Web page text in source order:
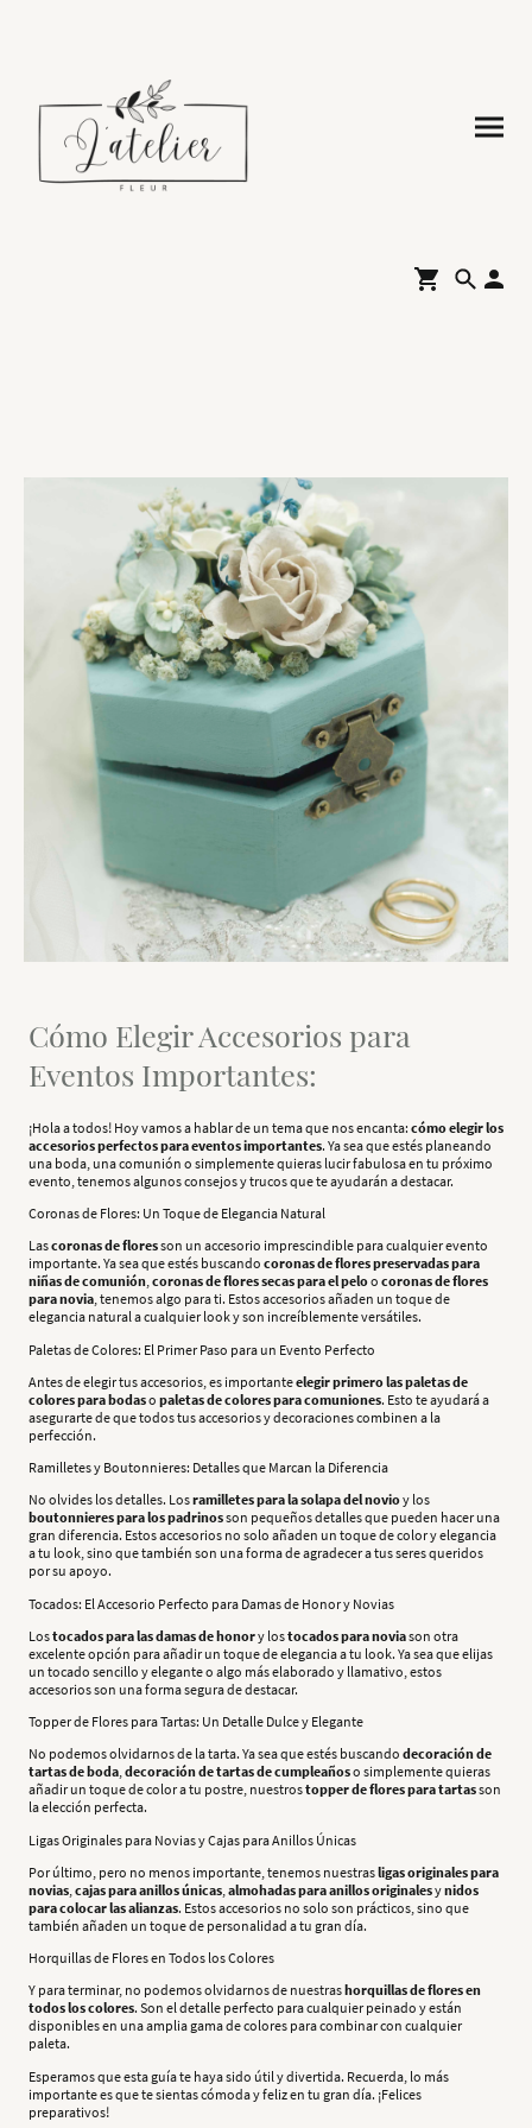
Cómo Elegir Accesorios para
Eventos Importantes:
¡Hola a todos! Hoy vamos a hablar de un tema que nos encanta: cómo elegir los
accesorios perfectos para eventos importantes. Ya sea que estés planeando
una boda, una comunión o simplemente quieras lucir fabulosa en tu próximo
evento, tenemos algunos consejos y trucos que te ayudarán a destacar.
Coronas de Flores: Un Toque de Elegancia Natural
Lascoronas de floresson un accesorio imprescindible para cualquier evento
importante. Ya sea que estés buscando coronas de flores preservadas para
niñas de comunión,coronas de flores secas para el peloo coronas de flores
para novia, tenemos algo para ti. Estos accesorios añaden un toque de
elegancia natural a cualquier look y son increíblemente versátiles.
Paletas de Colores: El Primer Paso para un Evento Perfecto
Antes de elegir tus accesorios, es importanteelegir primero las paletas de
colores para bodaso paletas de colores para comuniones. Esto te ayudará a
asegurarte de que todos tus accesorios y decoraciones combinen a la
perfección.
Ramilletes y Boutonnieres: Detalles que Marcan la Diferencia
No olvides los detalles. Losramilletes para la solapa del novioy los
boutonnieres para los padrinosson pequeños detalles que pueden hacer una
gran diferencia. Estos accesorios no solo añaden un toque de color y elegancia
a tu look, sino que también son una forma de agradecer a tus seres queridos
por su apoyo.
Tocados: El Accesorio Perfecto para Damas de Honor y Novias
Lostocados para las damas de honory lostocados para noviason otra
excelente opción para añadir un toque de elegancia a tu look. Ya sea que elijas
un tocado sencillo y elegante o algo más elaborado y llamativo, estos
accesorios son una forma segura de destacar.
Topper de Flores para Tartas: Un Detalle Dulce y Elegante
No podemos olvidarnos de la tarta. Ya sea que estés buscando decoración de
tartas de boda,decoración de tartas de cumpleañoso simplemente quieras
añadir un toque de color a tu postre, nuestrostopper de flores para tartasson
la elección perfecta.
Ligas Originales para Novias y Cajas para Anillos Únicas
Por último, pero no menos importante, tenemos nuestrasligas originales para
novias cajas para anillos únicas almohadas para anillos originalesynidos
para colocar las alianzas. Estos accesorios no solo son prácticos, sino que
también añaden un toque de personalidad a tu gran día.
Horquillas de Flores en Todos los Colores
Y para terminar, no podemos olvidarnos de nuestrashorquillas de flores en
todos los colores. Son el detalle perfecto para cualquier peinado y están
disponibles en una amplia gama de colores para combinar con cualquier
paleta.
Esperamos que esta guía te haya sido útil y divertida. Recuerda, lo más
importante es que te sientas cómoda y feliz en tu gran día. ¡Felices
preparativos!